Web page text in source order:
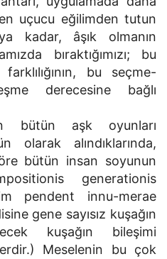
uçucu eğilimden tutun
kadar, âşık olmanın
bıraktığımızı; bu
bu seçme-
derecesine bağlı
bütün aşk oyunları
olarak alındıklarında,
bütün insan soyunun
generationis
pendent innu-merae
gene sayısız kuşağın
kuşağın bileşimi
Meselenin bu çok